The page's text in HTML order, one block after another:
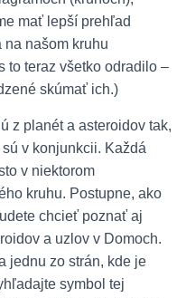
mať lepší prehľad
na našom kruhu
to teraz všetko odradilo –
skúmať ich.)
z planét a asteroidov tak,
v konjunkcii. Každá
v niektorom
kruhu. Postupne, ako
chcieť poznať aj
a uzlov v Domoch.
jednu zo strán, kde je
symbol tej